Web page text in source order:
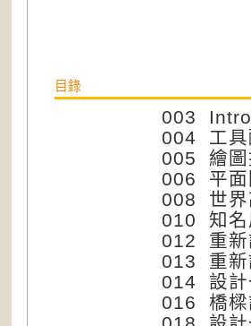
目錄
003
004 工具
005 繪圖
006 平面
008 世界
010 知名
012 重新
013 重新
014 設計
016 橋樑